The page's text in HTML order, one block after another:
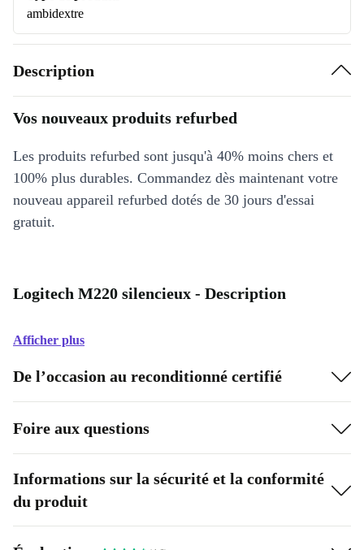
ambidextre
Description
Vos nouveaux produits refurbed
Les produits refurbed sont jusqu'à 40% moins chers et
100% plus durables. Commandez dès maintenant votre
nouveau appareil refurbed dotés de 30 jours d'essai
gratuit.
Logitech M220 silencieux - Description
Afficher plus
De l’occasion au reconditionné certifié
Foire aux questions
Informations sur la sécurité et la conformité
du produit